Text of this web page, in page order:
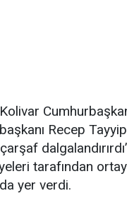
Recep
tarafından
yer verdi.